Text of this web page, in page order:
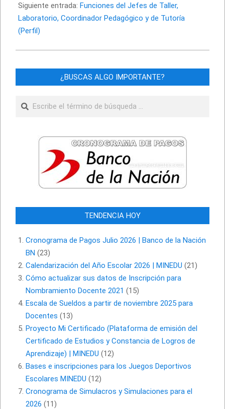
Siguiente entrada: Funciones del Jefes de Taller,
Laboratorio, Coordinador Pedagógico y de Tutoría
(Perfil)
¿BUSCAS ALGO IMPORTANTE?
Buscar
TENDENCIA HOY
Cronograma de Pagos Julio 2026 | Banco de la Nación
BN (23)
Calendarización del Año Escolar 2026 | MINEDU (21)
Cómo actualizar sus datos de Inscripción para
Nombramiento Docente 2021 (15)
Escala de Sueldos a partir de noviembre 2025 para
Docentes (13)
Proyecto Mi Certificado (Plataforma de emisión del
Certificado de Estudios y Constancia de Logros de
Aprendizaje) | MINEDU (12)
Bases e inscripciones para los Juegos Deportivos
Escolares MINEDU (12)
Cronograma de Simulacros y Simulaciones para el
2026 (11)